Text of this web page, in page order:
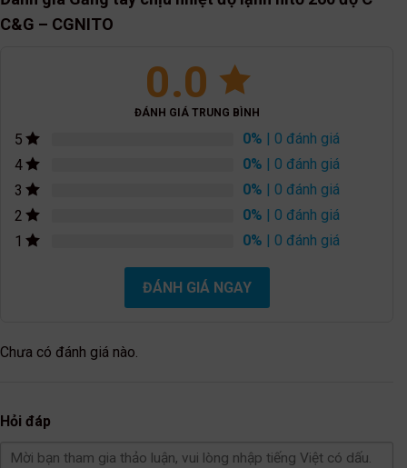
C&G – CGNITO
0.0
ĐÁNH GIÁ TRUNG BÌNH
5 0% | 0 đánh giá
4
0% | 0 đánh giá
3
0% | 0 đánh giá
2
0% | 0 đánh giá
1
0% | 0 đánh giá
ĐÁNH GIÁ NGAY
Chưa có đánh giá nào.
Hỏi đáp